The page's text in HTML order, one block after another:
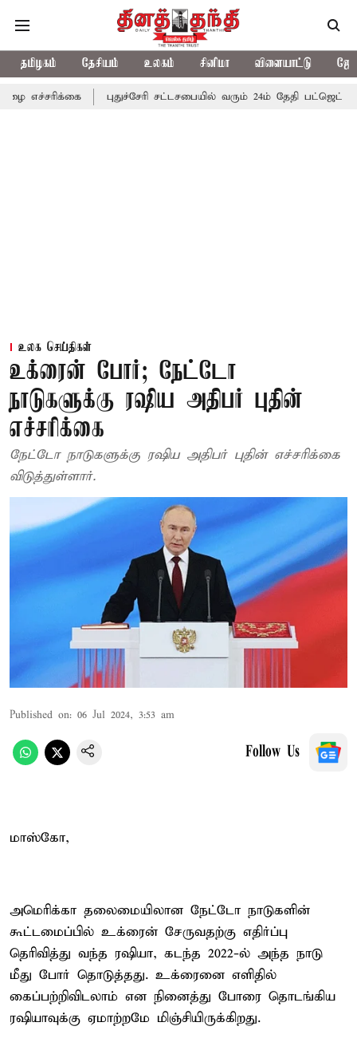
தமிழகம் தேசியம் உலகம் சினிமா விளையாட்டு
புதுச்சேரி சட்டசபையில் வரும் 24ம் தேதி பட்ஜெட் தாக்கல்
உலக செய்திகள்
உக்ரைன் போர்; நேட்டோ
நாடுகளுக்கு ரஷிய அதிபர் புதின்
எச்சரிக்கை
நேட்டோ நாடுகளுக்கு ரஷிய அதிபர் புதின் எச்சரிக்கை
விடுத்துள்ளார்.
Published on: 06 Jul 2024, 3:53 am
Follow Us
மாஸ்கோ,
அமெரிக்கா தலைமையிலான நேட்டோ நாடுகளின்
கூட்டமைப்பில் உக்ரைன் சேருவதற்கு எதிர்ப்பு
தெரிவித்து வந்த ரஷியா, கடந்த 2022-ல் அந்த நாடு
மீது போர் தொடுத்தது. உக்ரைனை எளிதில்
கைப்பற்றிவிடலாம் என நினைத்து போரை தொடங்கிய
ரஷியாவுக்கு ஏமாற்றமே மிஞ்சியிருக்கிறது.